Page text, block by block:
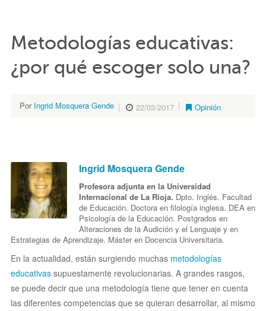
Metodologías educativas:
¿por qué escoger solo una?
Por Ingrid Mosquera Gende 22/03/2017 Opinión
Ingrid Mosquera Gende
Profesora adjunta en la Universidad
Internacional de La Rioja. Dpto. Inglés. Facultad
de Educación. Doctora en filología inglesa. DEA en
Psicología de la Educación. Postgrados en
Alteraciones de la Audición y el Lenguaje y en
Estrategias de Aprendizaje. Máster en Docencia Universitaria.
En la actualidad, están surgiendo muchas metodologías
educativas supuestamente revolucionarias. A grandes rasgos,
se puede decir que una metodología tiene que tener en cuenta
las diferentes competencias que se quieran desarrollar, al mismo